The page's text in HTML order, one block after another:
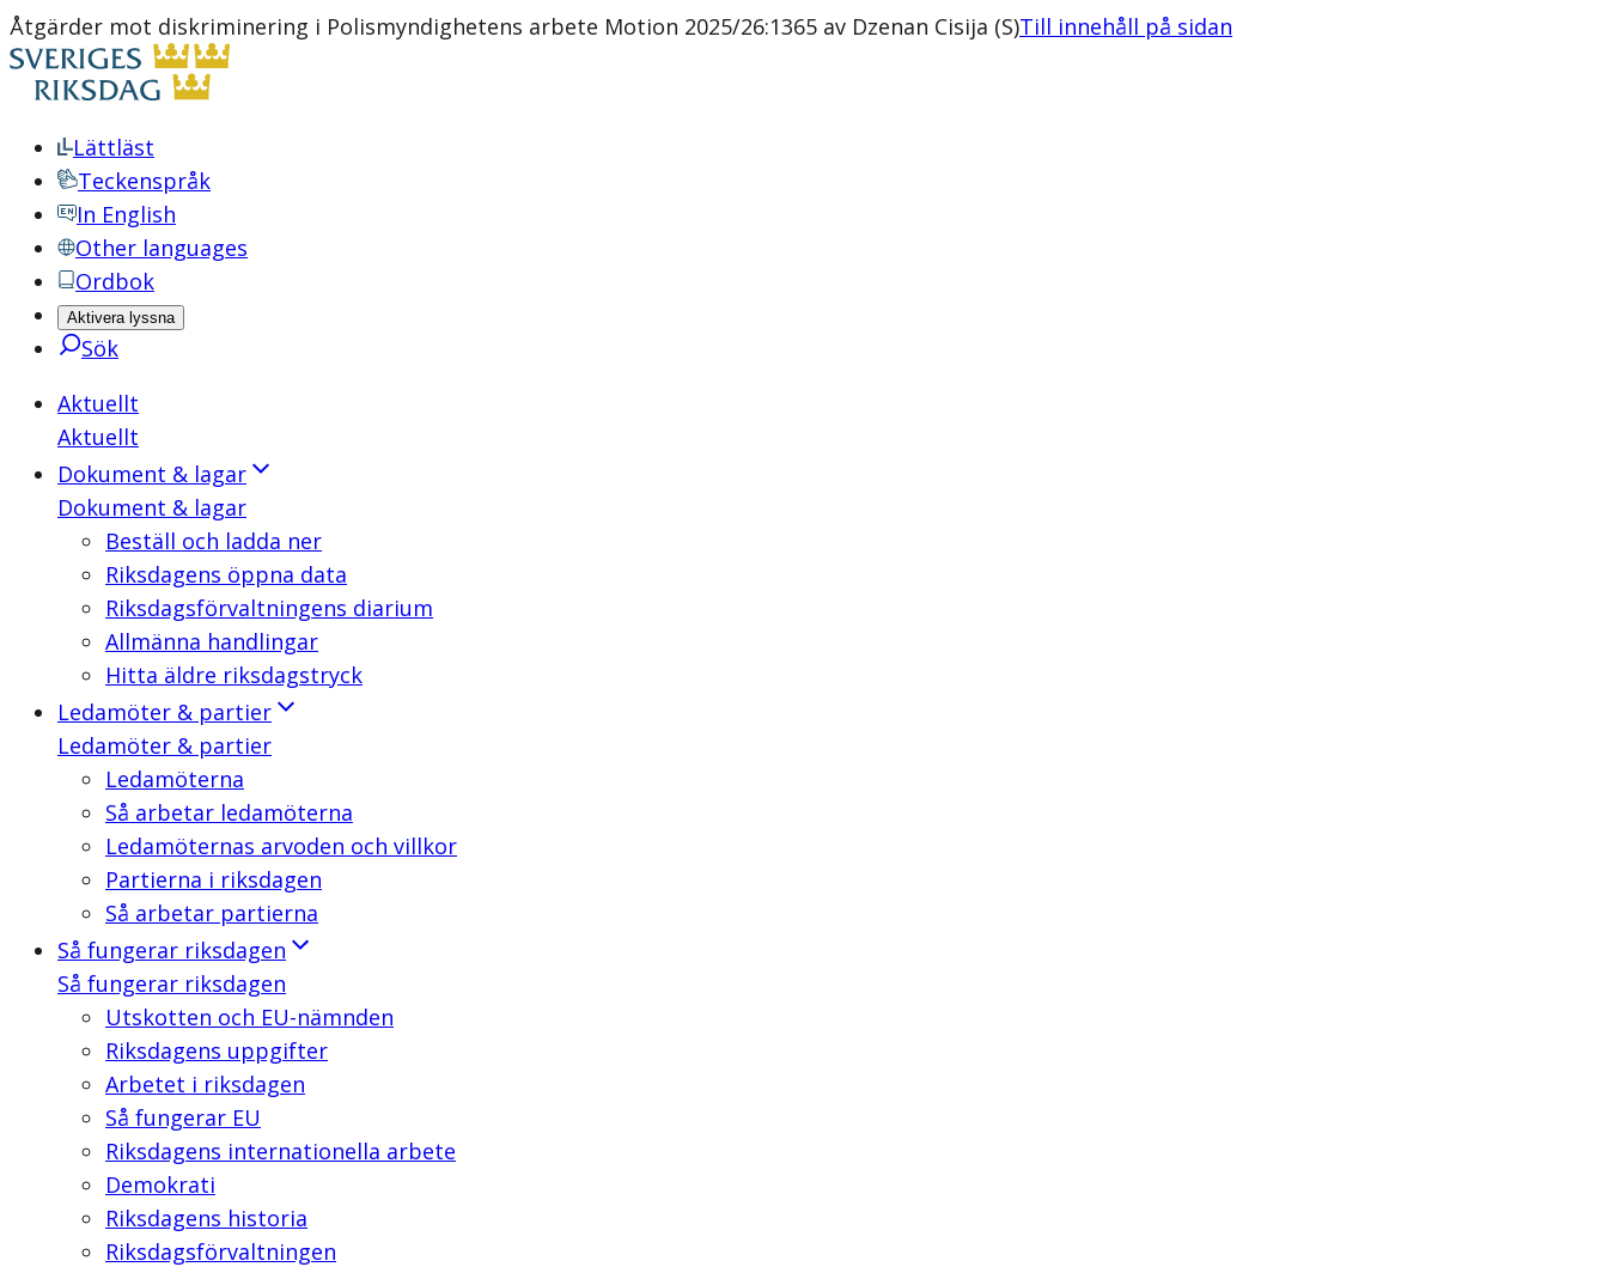
Åtgärder mot diskriminering i Polismyndighetens arbete Motion 2025/26:1365 av Dzenan Cisija (S)Till innehåll på sidan
Lättläst
Teckenspråk
In English
Other languages
Ordbok
Aktivera lyssna
Sök
Aktuellt
Aktuellt
Dokument & lagar
Dokument & lagar
Beställ och ladda ner
Riksdagens öppna data
Riksdagsförvaltningens diarium
Allmänna handlingar
Hitta äldre riksdagstryck
Ledamöter & partier
Ledamöter & partier
Ledamöterna
Så arbetar ledamöterna
Ledamöternas arvoden och villkor
Partierna i riksdagen
Så arbetar partierna
Så fungerar riksdagen
Så fungerar riksdagen
Utskotten och EU-nämnden
Riksdagens uppgifter
Arbetet i riksdagen
Så fungerar EU
Riksdagens internationella arbete
Demokrati
Riksdagens historia
Riksdagsförvaltningen